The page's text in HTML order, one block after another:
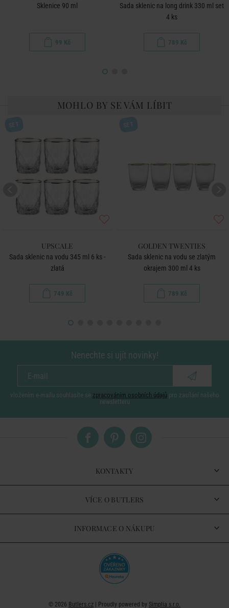
Sklenice 90 ml
99 Kč
Sada sklenic na long drink 330 ml set
4 ks
789 Kč
MOHLO BY SE VÁM LÍBIT
UPSCALE
Sada sklenic na vodu 345 ml 6 ks -
zlatá
749 Kč
GOLDEN TWENTIES
Sada sklenic na vodu se zlatým
okrajem 300 ml 4 ks
789 Kč
Nenechte si ujít novinky!
vložením e-mailu souhlasíte se zpracováním osobních údajů pro zasílání našeho
newsletteru
KONTAKTY
VÍCE O BUTLERS
INFORMACE O NÁKUPU
© 2026 Butlers.cz | Proudly powered by Simplia s.r.o.